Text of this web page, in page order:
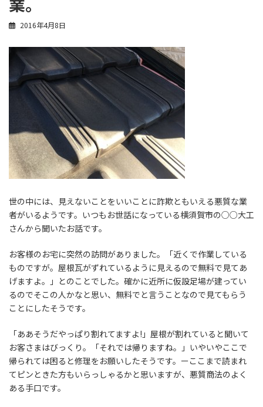
2016年4月8日
世の中には、見えないことをいいことに詐欺ともいえる悪質な業
者がいるようです。いつもお世話になっている横須賀市の○○大工
さんから聞いたお話です。
お客様のお宅に突然の訪問がありました。「近くで作業している
ものですが。屋根瓦がずれているように見えるので無料で見てあ
げますよ。」とのことでした。確かに近所に仮設足場が建ってい
るのでそこの人かなと思い、無料でと言うことなので見てもらう
ことにしたそうです。
「ああそうだやっぱり割れてますよ!」屋根が割れていると聞いて
お客さまはびっくり。「それでは帰りますね。」いやいやここで
帰られては困ると修理をお願いしたそうです。ーここまで読まれ
てピンときた方もいらっしゃるかと思いますが、悪質商法のよく
ある手口です。